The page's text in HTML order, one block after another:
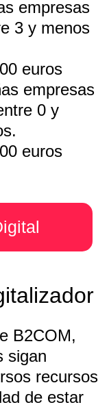
empresas
3 y menos
euros
empresas
0 y
euros
B2COM,
sigan
recursos
de estar